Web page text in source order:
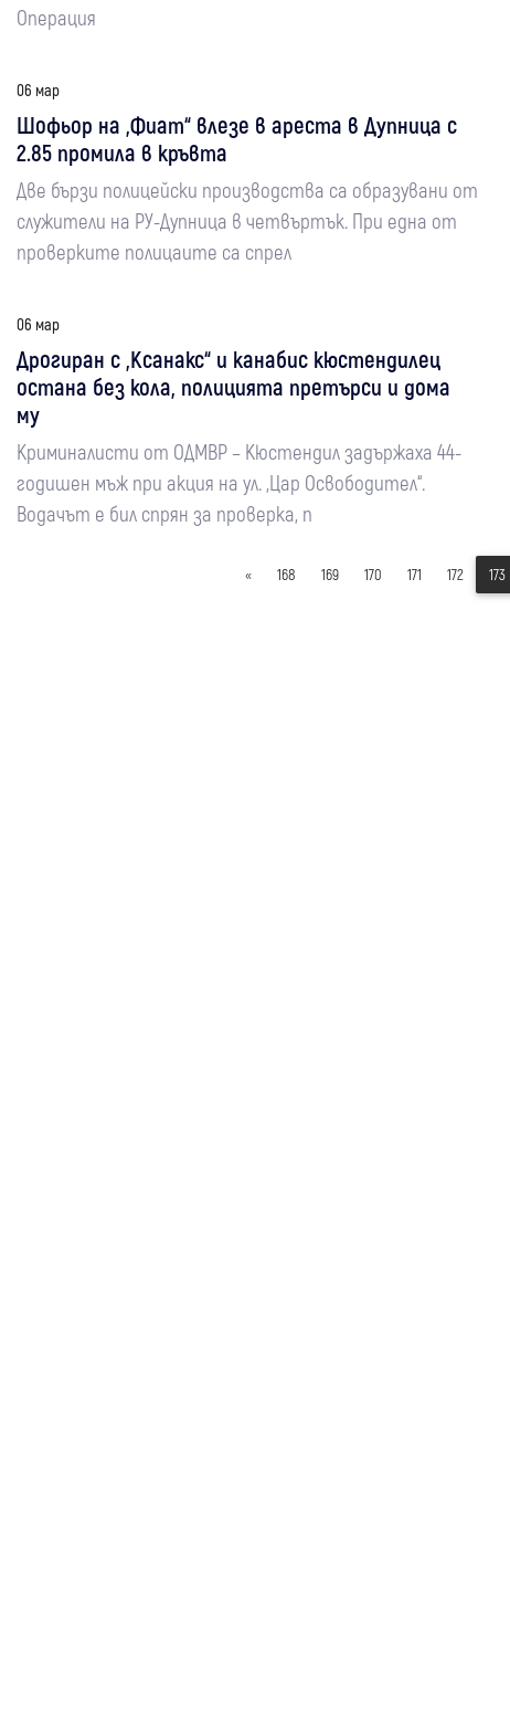
Операция
06 мар
Шофьор на „Фиат“ влезе в ареста в Дупница с
2.85 промила в кръвта
Две бързи полицейски производства са образувани от
служители на РУ-Дупница в четвъртък. При една от
проверките полицаите са спрел
06 мар
Дрогиран с „Ксанакс“ и канабис кюстендилец
остана без кола, полицията претърси и дома
му
Криминалисти от ОДМВР – Кюстендил задържаха 44-
годишен мъж при акция на ул. „Цар Освободител“.
Водачът е бил спрян за проверка, п
« 168 169 170 171 172 173